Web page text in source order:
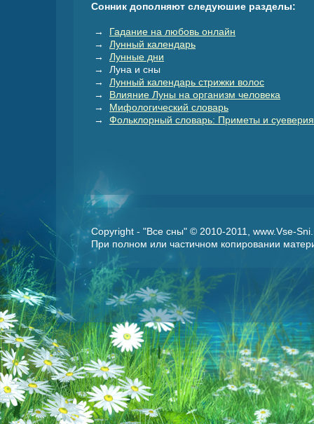
Сонник дополняют следуюшие разделы:
→ Гадание на любовь онлайн
→ Лунный календарь
→ Лунные дни
→ Луна и сны
→ Лунный календарь стрижки волос
→ Влияние Луны на организм человека
→ Мифологический словарь
→ Фольклорный словарь: Приметы и суеверия
Copyright - "Все сны" © 2010-2011, www.Vse-
При полном или частичном копировании